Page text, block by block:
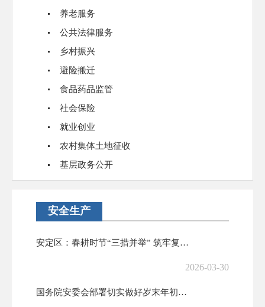
养老服务
公共法律服务
乡村振兴
避险搬迁
食品药品监管
社会保险
就业创业
农村集体土地征收
基层政务公开
安全生产
安定区：春耕时节“三措并举” 筑牢复工复产“安全墙”
2026-03-30
国务院安委会部署切实做好岁末年初安全生产工作